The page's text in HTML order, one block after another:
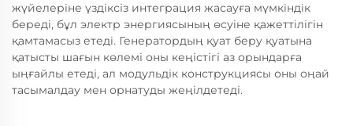
жүйелерiне үздіксіз интеграция жасауға мүмкiндiк
бередi, бұл электр энергиясының өсуiне қажеттiлiгiн
қамтамасыз етедi. Генератордың қуат беру қуатына
қатысты шағын көлемі оны кеңістігі аз орындарға
ыңғайлы етеді, ал модульдік конструкциясы оны оңай
тасымалдау мен орнатуды жеңілдетеді.